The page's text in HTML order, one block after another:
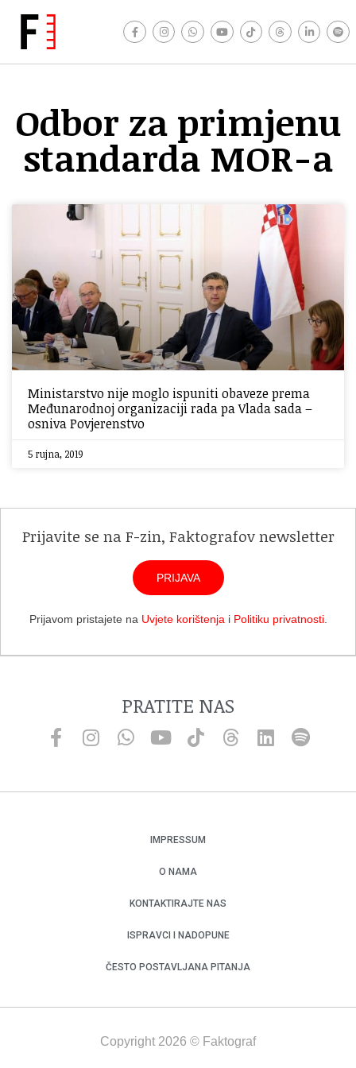
Odbor za primjenu
standarda MOR-a
Ministarstvo nije moglo ispuniti obaveze prema
Međunarodnoj organizaciji rada pa Vlada sada –
osniva Povjerenstvo
5 rujna, 2019
Prijavite se na F-zin, Faktografov newsletter
PRIJAVA
Prijavom pristajete na Uvjete korištenja i Politiku privatnosti.
PRATITE NAS
IMPRESSUM
O NAMA
KONTAKTIRAJTE NAS
ISPRAVCI I NADOPUNE
ČESTO POSTAVLJANA PITANJA
Copyright 2026 © Faktograf